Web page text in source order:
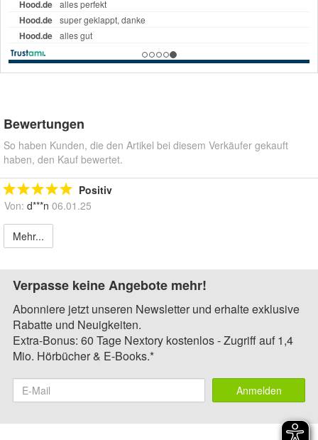
Bewertungen
So haben Kunden, die den Artikel bei diesem Verkäufer gekauft
haben, den Kauf bewertet.
Positiv
Von: d***n 06.01.25
Mehr...
Verpasse keine Angebote mehr!
Abonniere jetzt unseren Newsletter und erhalte exklusive
Rabatte und Neuigkeiten.
Extra-Bonus: 60 Tage Nextory kostenlos - Zugriff auf 1,4
Mio. Hörbücher & E-Books.*
Anmelden